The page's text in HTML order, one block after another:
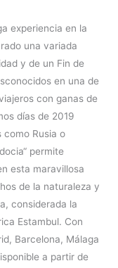
experiencia en la
una variada
y de un Fin de
en una de
con ganas de
días de 2019
como Rusia o
permite
esta maravillosa
de la naturaleza y
considerada la
Estambul. Con
Barcelona, Málaga
a partir de